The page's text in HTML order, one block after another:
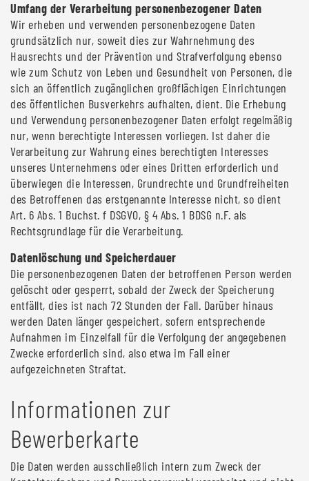
Umfang der Verarbeitung personenbezogener Daten
Wir erheben und verwenden personenbezogene Daten
grundsätzlich nur, soweit dies zur Wahrnehmung des
Hausrechts und der Prävention und Strafverfolgung ebenso
wie zum Schutz von Leben und Gesundheit von Personen, die
sich an öffentlich zugänglichen großflächigen Einrichtungen
des öffentlichen Busverkehrs aufhalten, dient. Die Erhebung
und Verwendung personenbezogener Daten erfolgt regelmäßig
nur, wenn berechtigte Interessen vorliegen. Ist daher die
Verarbeitung zur Wahrung eines berechtigten Interesses
unseres Unternehmens oder eines Dritten erforderlich und
überwiegen die Interessen, Grundrechte und Grundfreiheiten
des Betroffenen das erstgenannte Interesse nicht, so dient
Art. 6 Abs. 1 Buchst. f DSGVO, § 4 Abs. 1 BDSG n.F. als
Rechtsgrundlage für die Verarbeitung.
Datenlöschung und Speicherdauer
Die personenbezogenen Daten der betroffenen Person werden
gelöscht oder gesperrt, sobald der Zweck der Speicherung
entfällt, dies ist nach 72 Stunden der Fall. Darüber hinaus
werden Daten länger gespeichert, sofern entsprechende
Aufnahmen im Einzelfall für die Verfolgung der angegebenen
Zwecke erforderlich sind, also etwa im Fall einer
aufgezeichneten Straftat.
Informationen zur
Bewerberkarte
Die Daten werden ausschließlich intern zum Zweck der